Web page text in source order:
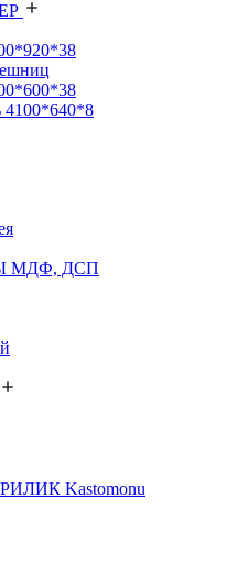
4100*640*8
МДФ, ДСП
Kastomonu